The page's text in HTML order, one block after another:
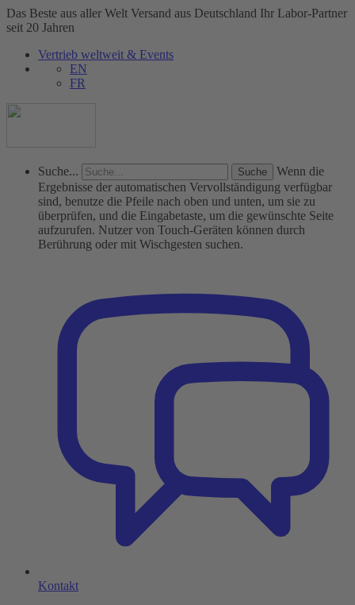
Das Beste aus aller Welt Versand aus Deutschland Ihr Labor-Partner
seit 20 Jahren
Vertrieb weltweit & Events
EN
FR
Suche...
Wenn die
Ergebnisse der automatischen Vervollständigung verfügbar
sind, benutze die Pfeile nach oben und unten, um sie zu
überprüfen, und die Eingabetaste, um die gewünschte Seite
aufzurufen. Nutzer von Touch-Geräten können durch
Berührung oder mit Wischgesten suchen.
Kontakt